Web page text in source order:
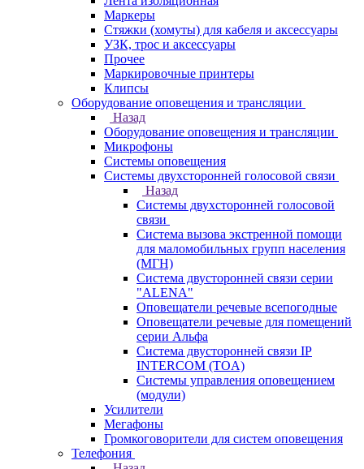
Маркеры
Стяжки (хомуты) для кабеля и аксессуары
УЗК, трос и аксессуары
Прочее
Маркировочные принтеры
Клипсы
Оборудование оповещения и трансляции
Назад
Оборудование оповещения и трансляции
Микрофоны
Системы оповещения
Системы двухсторонней голосовой связи
Назад
Системы двухсторонней голосовой
связи
Система вызова экстренной помощи
для маломобильных групп населения
(МГН)
Система двусторонней связи серии
"ALENA"
Оповещатели речевые всепогодные
Оповещатели речевые для помещений
серии Альфа
Система двусторонней связи IP
INTERCOM (TOA)
Системы управления оповещением
(модули)
Усилители
Мегафоны
Громкоговорители для систем оповещения
Телефония